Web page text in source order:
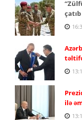
çatıb
ilə